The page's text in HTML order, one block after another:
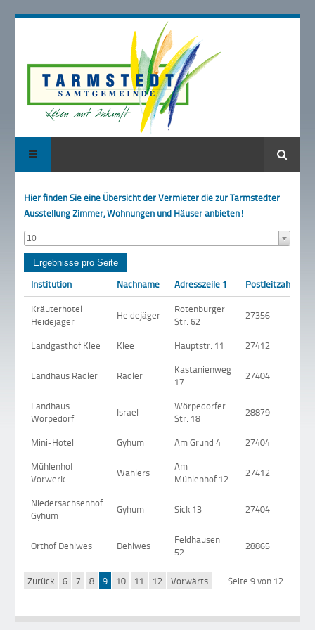
Suche
Hier finden Sie eine Übersicht der Vermieter die zur Tarmstedter
Ausstellung Zimmer, Wohnungen und Häuser anbieten!
10
Institution Nachname Adresszeile 1 Postleitzahl
Kräuterhotel
Heidejäger
Heidejäger
Rotenburger
Str. 62
27356
Landgasthof Klee Klee Hauptstr. 11 27412
Landhaus Radler Radler
Kastanienweg
17
27404
Landhaus
Wörpedorf
Israel
Wörpedorfer
Str. 18
28879
Mini-Hotel Gyhum Am Grund 4 27404
Mühlenhof
Vorwerk
Wahlers
Am
Mühlenhof 12
27412
Niedersachsenhof
Gyhum
Gyhum Sick 13 27404
Orthof Dehlwes Dehlwes
Feldhausen
52
28865
Seite 9 von 12
Zurück 6 7 8 9 10 11 12 Vorwärts